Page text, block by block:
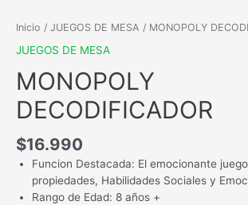
Inicio / JUEGOS DE MESA / MONOPOLY
JUEGOS DE MESA
MONOPOLY
DECODIFICADOR
$16.990
Funcion Destacada: El emocionante
propiedades, Habilidades Sociales y
Rango de Edad: 8 años +